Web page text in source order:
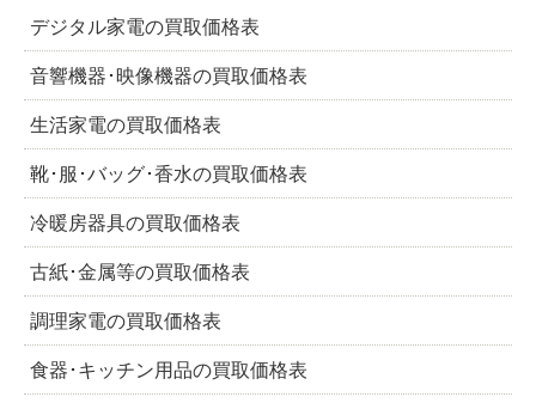
デジタル家電の買取価格表
音響機器･映像機器の買取価格表
生活家電の買取価格表
靴･服･バッグ･香水の買取価格表
冷暖房器具の買取価格表
古紙･金属等の買取価格表
調理家電の買取価格表
食器･キッチン用品の買取価格表